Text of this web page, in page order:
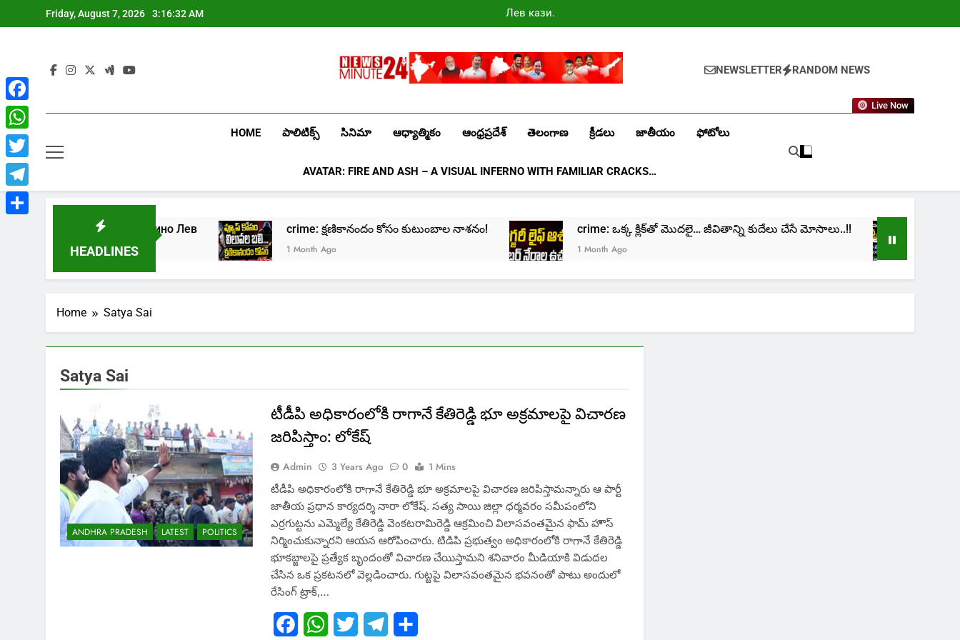
to
Friday, August 7, 2026 3:16:32 AM
Лев казино
промокоды
Newsminute24
NEWSLETTER RANDOM NEWS
Live Now
HOME పాలిటిక్స్ సినిమా ఆధ్యాత్మికం ఆంధ్రప్రదేశ్ తెలంగాణ క్రీడలు జాతీయం ఫోటోలు
AVATAR: FIRE AND ASH – A VISUAL INFERNO WITH FAMILIAR CRACKS…
HEADLINES
Играть в онлайн казино Лев
1 Week Ago
crime: క్షణికానందం కోసం కుటుంబాల నాశనం!
1 Month Ago
crime: ఒక్క క్లిక్‌తో మొదలై… జీవితాన్ని కుదేలు చేసే మోసాలు..!!
1 Month Ago
Home Satya Sai
Satya Sai
ANDHRA PRADESH LATEST POLITICS
టీడీపి అధికారంలోకి రాగానే కేతిరెడ్డి భూ అక్రమాలపై విచారణ
జరిపిస్తాం: లోకేష్
Admin 3 Years Ago 0
1 Mins
టీడీపి అధికారంలోకి రాగానే కేతిరెడ్డి భూ అక్రమాలపై విచారణ జరిపిస్తామన్నారు ఆ పార్టీ
జాతీయ ప్రధాన కార్యదర్శి నారా లోకేష్. సత్య సాయి జిల్లా ధర్మవరం సమీపంలోని
ఎర్రగుట్టను ఎమ్మెల్యే కేతిరెడ్డి వెంకటరామిరెడ్డి ఆక్రమించి విలాసవంతమైన ఫామ్ హౌస్
నిర్మించుకున్నారని ఆయన ఆరోపించారు. టిడిపి ప్రభుత్వం అధికారంలోకి రాగానే కేతిరెడ్డి
భూకబ్జాలపై ప్రత్యేక బృందంతో విచారణ చేయిస్తామని శనివారం మీడియాకి విడుదల
చేసిన ఒక ప్రకటనలో వెల్లడించారు. గుట్టపై విలాసవంతమైన భవనంతో పాటు అందులో
రేసింగ్ ట్రాక్,…
FacebookWhatsApp
Twitter Telegram
Facebook
WhatsApp
Twitter
Telegram